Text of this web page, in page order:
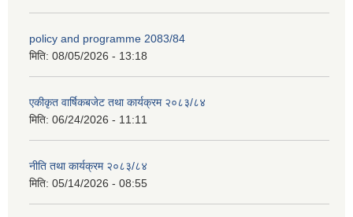
policy and programme 2083/84
मिति: 08/05/2026 - 13:18
एकीकृत वार्षिकबजेट तथा कार्यक्रम २०८३/८४
मिति: 06/24/2026 - 11:11
नीति तथा कार्यक्रम २०८३/८४
मिति: 05/14/2026 - 08:55